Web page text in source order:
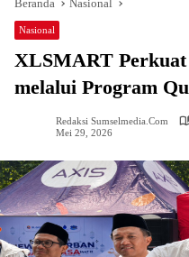
Beranda Nasional
Nasional
XLSMART Perkuat
melalui Program
Redaksi Sumselmedia.com
Mei 29, 2026